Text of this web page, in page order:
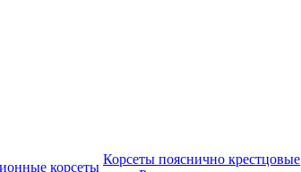
корсеты
Корсеты пояснично крестцовые